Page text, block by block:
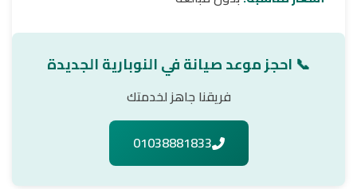
📞 احجز موعد صيانة في النوبارية الجديدة
فريقنا جاهز لخدمتك
01038881833